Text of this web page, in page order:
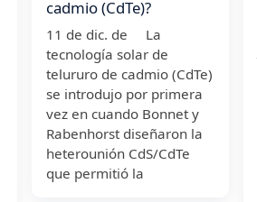
cadmio (CdTe)?
11 de dic. de La
tecnología solar de
telururo de cadmio (CdTe)
se introdujo por primera
vez en cuando Bonnet y
Rabenhorst diseñaron la
heterounión CdS/CdTe
que permitió la